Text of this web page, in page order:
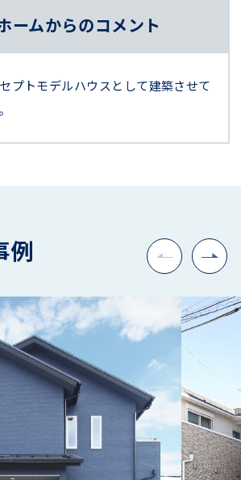
ームからのコメント
プトモデルハウスとして建築させて
例